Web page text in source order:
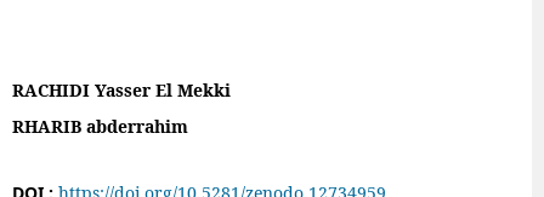
RACHIDI Yasser El Mekki
RHARIB abderrahim